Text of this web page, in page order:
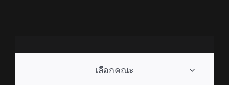
เลือกคณะ